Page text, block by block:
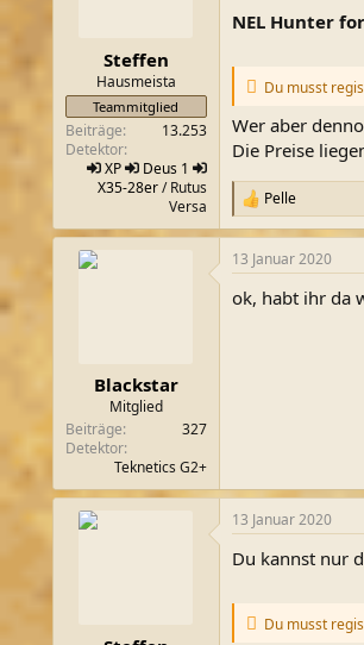
Steffen
Hausmeista
Teammitglied
Beiträge
13.253
Detektor
XP
Deus 1
X35-28er/ Rutus
Versa
NEL Hunter
Du musst
Wer aber
Die Preise
R
e
a
k
i
Pelle
Blackstar
Mitglied
Beiträge
327
Detektor
Teknetics G2+
13 Januar 2020
ok, habt ihr da
13 Januar 2020
Du kannst nur
Du musst